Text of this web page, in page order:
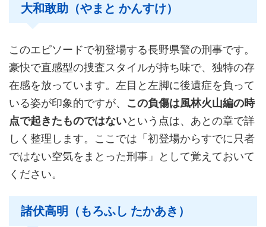
大和敢助（やまと かんすけ）
このエピソードで初登場する長野県警の刑事です。
豪快で直感型の捜査スタイルが持ち味で、独特の存
在感を放っています。左目と左脚に後遺症を負って
いる姿が印象的ですが、 この負傷は風林火山編の時
点で起きたものではないという点は、あとの章で詳
しく整理します。ここでは「初登場からすでに只者
ではない空気をまとった刑事」として覚えておいて
ください。
諸伏高明（もろふし たかあき）